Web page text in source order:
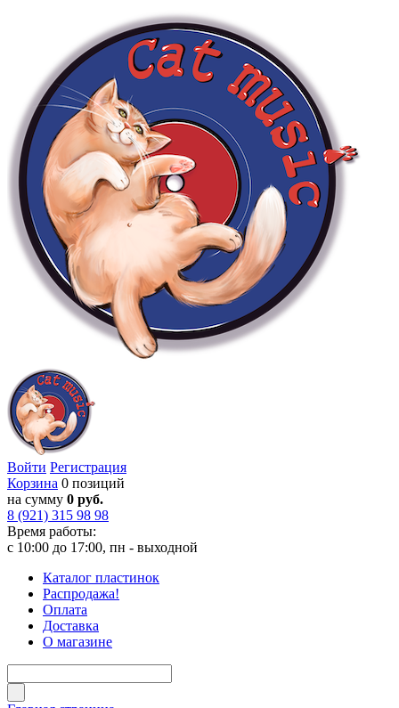
Войти Регистрация
Корзина 0 позиций
на сумму 0 руб.
8 (921) 315 98 98
Время работы:
с 10:00 до 17:00, пн - выходной
Каталог пластинок
Распродажа!
Оплата
Доставка
О магазине